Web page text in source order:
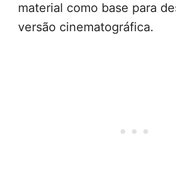
material como base para
versão cinematográfica.